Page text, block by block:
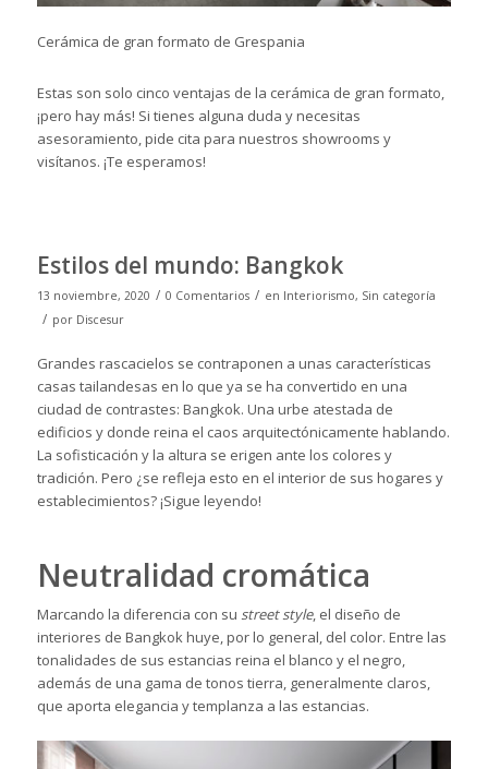
Cerámica de gran formato de Grespania
Estas son solo cinco ventajas de la cerámica de gran formato,
¡pero hay más! Si tienes alguna duda y necesitas
asesoramiento,pide cita para nuestros showrooms y
visítanos. ¡Te esperamos!
Estilos del mundo: Bangkok
13 noviembre, 2020 / 0 Comentarios / en Interiorismo, Sin categoría
/ por Discesur
Grandes rascacielos se contraponen a unas características
casas tailandesas en lo que ya se ha convertido en una
ciudad de contrastes: Bangkok. Una urbe atestada de
edificios y donde reina el caos arquitectónicamente hablando.
La sofisticación y la altura se erigen ante los colores y
tradición. Pero ¿se refleja esto en el interior de sus hogares y
establecimientos? ¡Sigue leyendo!
Neutralidad cromática
Marcando la diferencia con su street style, el diseño de
interiores de Bangkok huye, por lo general, del color. Entre las
tonalidades de sus estancias reina el blanco y el negro,
además de una gama de tonos tierra, generalmente claros,
que aporta elegancia y templanza a las estancias.